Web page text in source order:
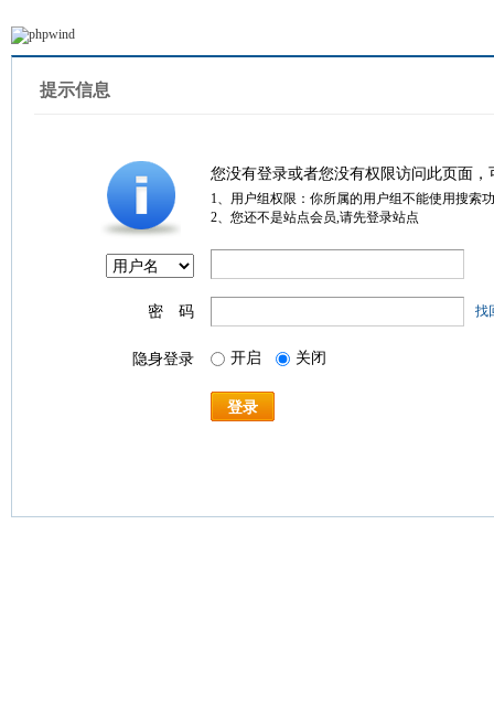
提示信息
您没有登录或者您没有权限访问此页面
1、用户组权限：你所属的用户组不能使用搜索
2、您还不是站点会员,请先登录站点
密 码 找
隐身登录 开启 关闭
登录